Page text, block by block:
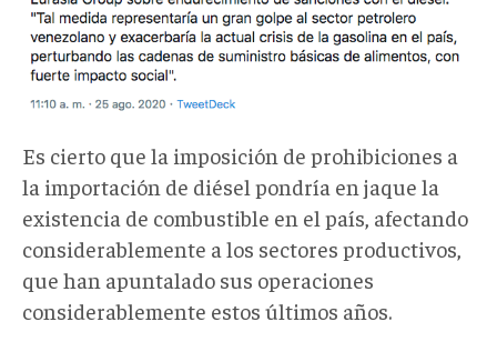
Es cierto que la imposición de prohibiciones a
la importación de diésel pondría en jaque la
existencia de combustible en el país, afectando
considerablemente a los sectores productivos,
que han apuntalado sus operaciones
considerablemente estos últimos años.